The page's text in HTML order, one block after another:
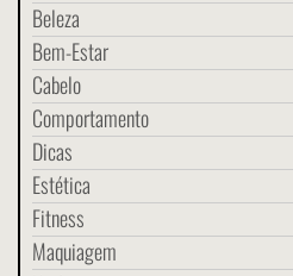
Beleza
Bem-Estar
Cabelo
Comportamento
Dicas
Estética
Fitness
Maquiagem